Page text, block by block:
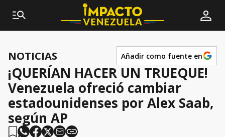
NOTICIAS Añadir como fuente en
¡QUERÍAN HACER UN TRUEQUE!
Venezuela ofreció cambiar
estadounidenses por Alex Saab,
según AP